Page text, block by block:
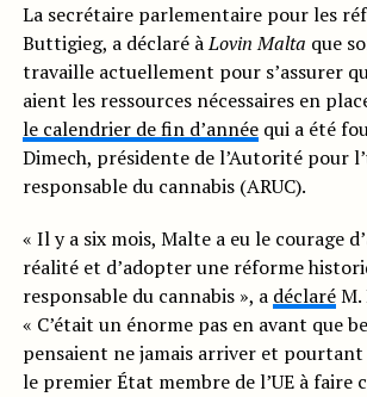
La secrétaire parlementaire pour les
Buttigieg, a déclaré àLovin Malta que
travaille actuellement pour s’assurer
aient les ressources nécessaires en
le calendrier de fin d’annéequi a été
Dimech, présidente de l’Autorité pour
responsable du cannabis (ARUC).
« Il y a six mois, Malte a eu le courage
réalité et d’adopter une réforme
responsable du cannabis », a déclaréM.
« C’était un énorme pas en avant que
pensaient ne jamais arriver et pourtant
le premier État membre de l’UE à faire